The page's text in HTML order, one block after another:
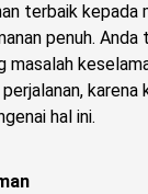
terbaik kepada
penuh. Anda
masalah
karena
hal ini.